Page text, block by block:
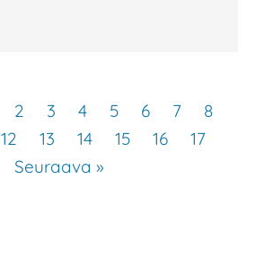
2 3 4 5 6 7
8
12 13 14 15 16
17
Seuraava »